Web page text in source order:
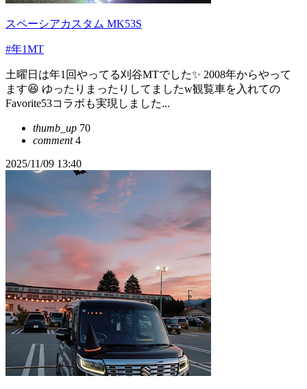
スペーシアカスタム MK53S
#年1MT
土曜日は年1回やってる刈谷MTでした✨ 2008年からやって
ます😆 ゆったりまったりしてましたw観覧車を入れての
Favorite53コラボも実現しました...
thumb_up 70
comment4
2025/11/09 13:40